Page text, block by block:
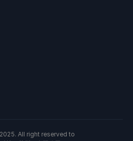
All right reserved to